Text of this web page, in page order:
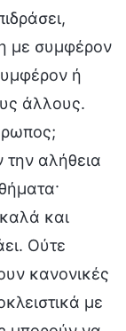
με συμφέρον
ή
άλλους.
την αλήθεια
και
Ούτε
κανονικές
με